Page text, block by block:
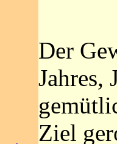
Der
Jahres,
Ziel